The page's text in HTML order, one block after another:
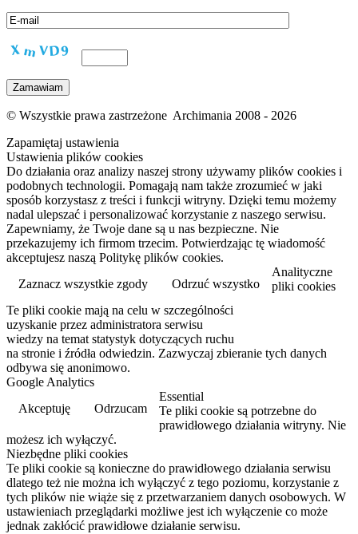
© Wszystkie prawa zastrzeżone Archimania 2008 - 2026
Zapamiętaj ustawienia
Ustawienia plików cookies
Do działania oraz analizy naszej strony używamy plików cookies i
podobnych technologii. Pomagają nam także zrozumieć w jaki
sposób korzystasz z treści i funkcji witryny. Dzięki temu możemy
nadal ulepszać i personalizować korzystanie z naszego serwisu.
Zapewniamy, że Twoje dane są u nas bezpieczne. Nie
przekazujemy ich firmom trzecim. Potwierdzając tę wiadomość
akceptujesz naszą Politykę plików cookies.
Zaznacz wszystkie zgody
Odrzuć wszystko
Analityczne
pliki cookies
Te pliki cookie mają na celu w szczególności
uzyskanie przez administratora serwisu
wiedzy na temat statystyk dotyczących ruchu
na stronie i źródła odwiedzin. Zazwyczaj zbieranie tych danych
odbywa się anonimowo.
Google Analytics
Akceptuję
Odrzucam
Essential
Te pliki cookie są potrzebne do
prawidłowego działania witryny. Nie
możesz ich wyłączyć.
Niezbędne pliki cookies
Te pliki cookie są konieczne do prawidłowego działania serwisu
dlatego też nie można ich wyłączyć z tego poziomu, korzystanie z
tych plików nie wiąże się z przetwarzaniem danych osobowych. W
ustawieniach przeglądarki możliwe jest ich wyłączenie co może
jednak zakłócić prawidłowe działanie serwisu.